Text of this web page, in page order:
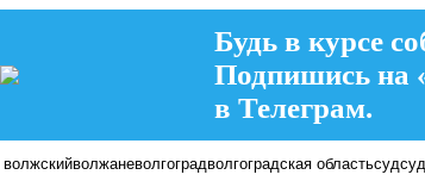
Будь в курсе
Подпишись на
в Телеграм.
волжскийволжаневолгоградволгоградская областьсуд